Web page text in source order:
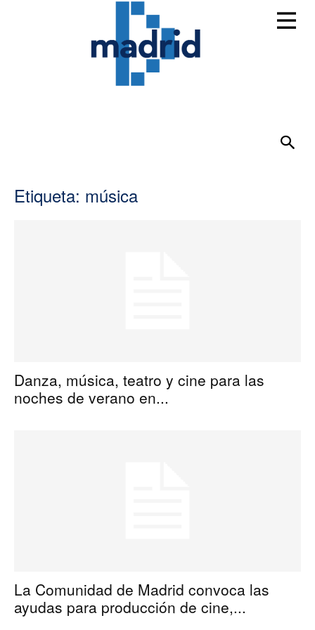
Etiqueta: música
Danza, música, teatro y cine para las
noches de verano en...
La Comunidad de Madrid convoca las
ayudas para producción de cine,...